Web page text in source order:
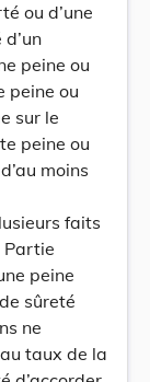
ou d’une
peine ou
peine ou
sur le
peine ou
moins
faits
Partie
peine
sûreté
ne
taux de la